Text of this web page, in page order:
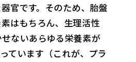
官です。そのため、胎盤
はもちろん、生理活性
ないあらゆる栄養素が
ています（これが、プラ